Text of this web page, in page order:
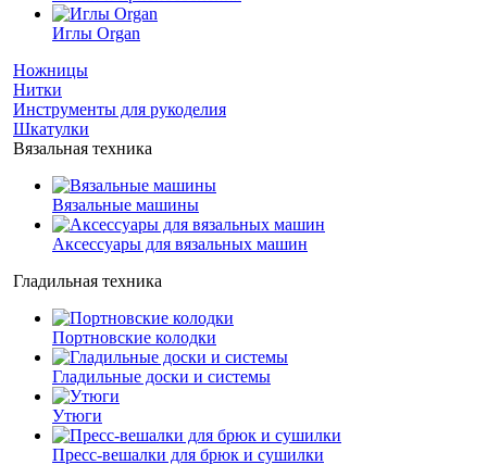
Иглы Organ
Ножницы
Нитки
Инструменты для рукоделия
Шкатулки
Вязальная техника
Вязальные машины
Аксессуары для вязальных машин
Гладильная техника
Портновские колодки
Гладильные доски и системы
Утюги
Пресс-вешалки для брюк и сушилки